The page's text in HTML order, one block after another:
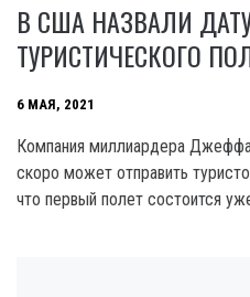
В США НАЗВАЛИ
ТУРИСТИЧЕСКОГО
6 МАЯ, 2021
Компания миллиардера
скоро может отправить
что первый полет состоится